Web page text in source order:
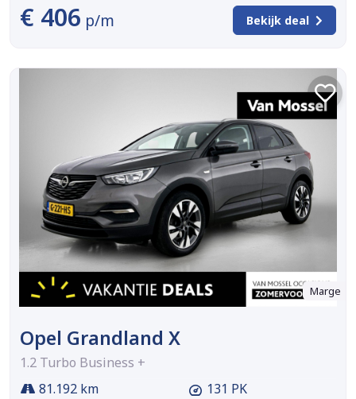
€ 406 p/m Bekijk deal
Marge
Opel Grandland X
1.2 Turbo Business +
81.192 km
131 PK